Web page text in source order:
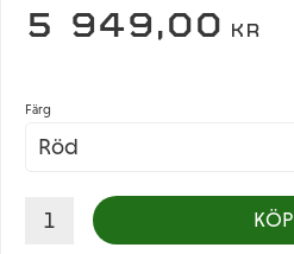
5 949,00 KR
Färg
KÖP